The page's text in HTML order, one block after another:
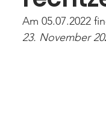
Am 05.07.2022
23. November